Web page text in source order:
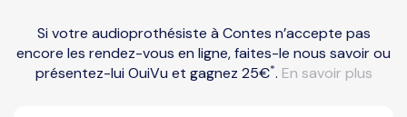
Si votre audioprothésiste à Contes n’accepte pas
encore les rendez-vous en ligne, faites-le nous savoir ou
présentez-lui OuiVu et gagnez 25€*. En savoir plus